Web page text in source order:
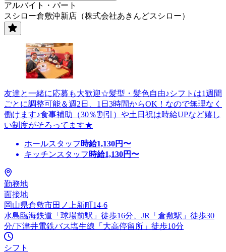
アルバイト・パート
スシロー倉敷沖新店（株式会社あきんどスシロー）
友達と一緒に応募も大歓迎☆髪型・髪色自由♪シフトは1週間
ごとに調整可能＆週2日、1日3時間からOK！なので無理なく
働けます♪食事補助（30％割引）や土日祝は時給UPなど嬉し
い制度がそろってます★
ホールスタッフ 時給1,130円〜
キッチンスタッフ 時給1,130円〜
勤務地
面接地
岡山県倉敷市田ノ上新町14-6
水島臨海鉄道「球場前駅」徒歩16分、JR「倉敷駅」徒歩30
分/下津井電鉄バス塩生線「大高停留所」徒歩10分
シフト